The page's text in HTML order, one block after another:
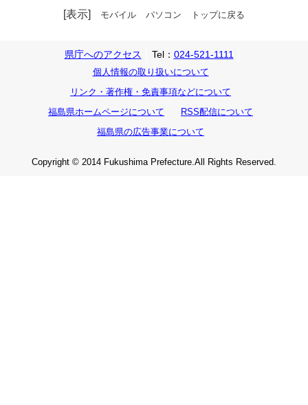
[表示] モバイル パソコン トップに戻る
県庁へのアクセス Tel： 024-521-1111
個人情報の取り扱いについて
リンク・著作権・免責事項などについて
福島県ホームページについて
RSS配信について
福島県の広告事業について
Copyright © 2014 Fukushima Prefecture.All Rights Reserved.